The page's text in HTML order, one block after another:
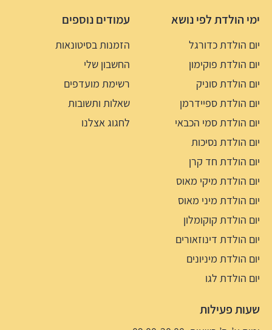
ימי הולדת לפי נושא
יום הולדת כדורגל
יום הולדת פוקימון
יום הולדת סוניק
יום הולדת ספיידרמן
יום הולדת סמי הכבאי
יום הולדת נסיכות
יום הולדת חד קרן
יום הולדת מיקי מאוס
יום הולדת מיני מאוס
יום הולדת קוקומלון
יום הולדת דינוזאורים
יום הולדת מיניונים
יום הולדת לגו
עמודים נוספים
הזמנות בסיטונאות
החשבון שלי
רשימת מועדפים
שאלות ותשובות
לחגוג אצלנו
שעות פעילות